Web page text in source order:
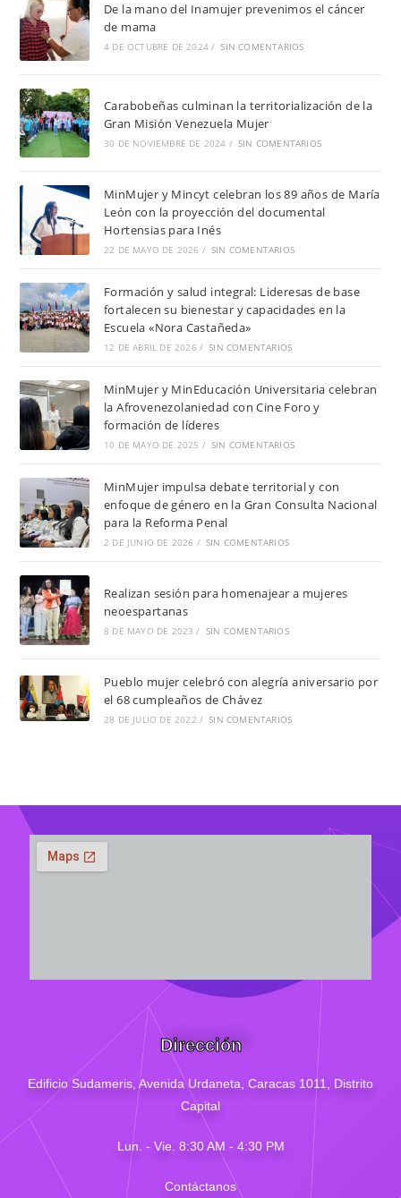
De la mano del Inamujer prevenimos el cáncer
de mama
4 DE OCTUBRE DE 2024 / SIN COMENTARIOS
Carabobeñas culminan la territorialización de la
Gran Misión Venezuela Mujer
30 DE NOVIEMBRE DE 2024 / SIN COMENTARIOS
MinMujer y Mincyt celebran los 89 años de María
León con la proyección del documental
Hortensias para Inés
22 DE MAYO DE 2026 / SIN COMENTARIOS
Formación y salud integral: Lideresas de base
fortalecen su bienestar y capacidades en la
Escuela «Nora Castañeda»
12 DE ABRIL DE 2026 / SIN COMENTARIOS
MinMujer y MinEducación Universitaria celebran
la Afrovenezolaniedad con Cine Foro y
formación de líderes
10 DE MAYO DE 2025 / SIN COMENTARIOS
MinMujer impulsa debate territorial y con
enfoque de género en la Gran Consulta Nacional
para la Reforma Penal
2 DE JUNIO DE 2026 / SIN COMENTARIOS
Realizan sesión para homenajear a mujeres
neoespartanas
8 DE MAYO DE 2023 / SIN COMENTARIOS
Pueblo mujer celebró con alegría aniversario por
el 68 cumpleaños de Chávez
28 DE JULIO DE 2022 / SIN COMENTARIOS
Dirección
Edificio Sudameris, Avenida Urdaneta, Caracas 1011, Distrito
Capital
Lun. - Vie. 8:30 AM - 4:30 PM
Contáctanos